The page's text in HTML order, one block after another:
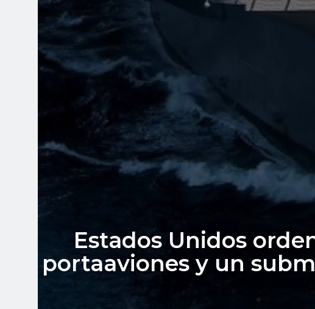
Estados Unidos
portaaviones y un